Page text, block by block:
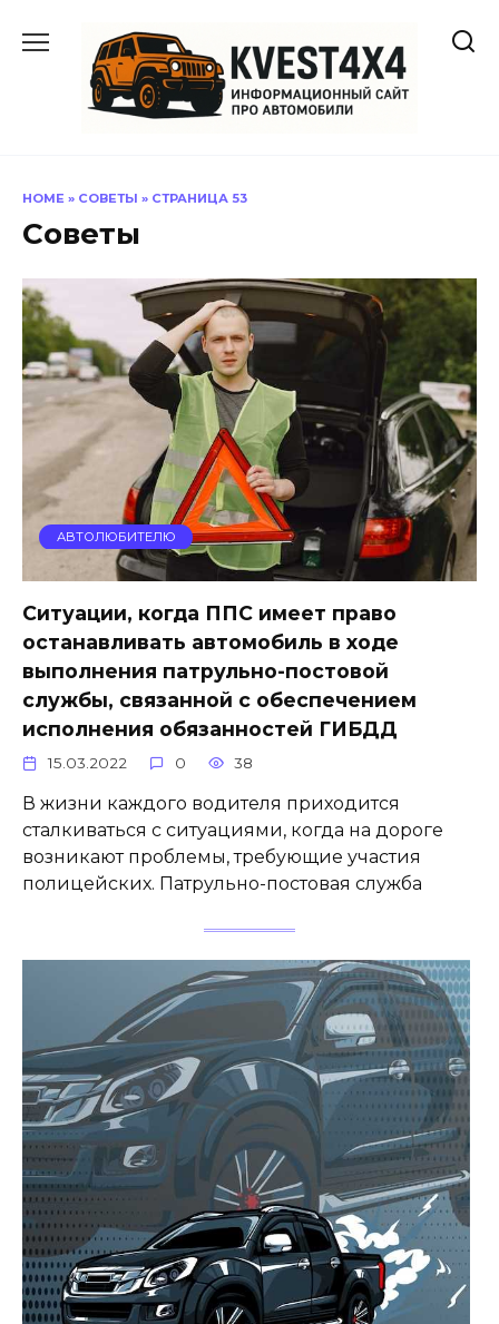
содержанию
HOME » СОВЕТЫ » СТРАНИЦА 53
Советы
АВТОЛЮБИТЕЛЮ
Ситуации, когда ППС имеет право
останавливать автомобиль в ходе
выполнения патрульно-постовой
службы, связанной с обеспечением
исполнения обязанностей ГИБДД
15.03.2022 0 38
В жизни каждого водителя приходится
сталкиваться с ситуациями, когда на дороге
возникают проблемы, требующие участия
полицейских. Патрульно-постовая служба